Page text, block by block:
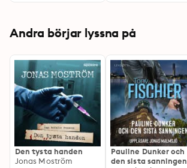
Andra börjar lyssna på
Den tysta handen
Jonas Moström
Pauline Dunker och
den sista sanningen